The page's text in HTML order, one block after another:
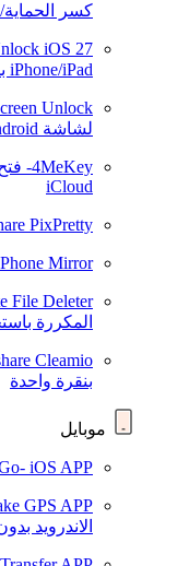
كسر
iOS 27
iPhone/iPad بدون رمز المرور
Unlock
لشاشة Android و FRP
4MeKey- فتح قفل التنشيط للآيفون
iCloud
PixPretty
Phone Mirror
File Deleter
المكررة
Cleamio
بنقرة واحدة
موبايل
iOS APP
GPS APP
الاندرويد